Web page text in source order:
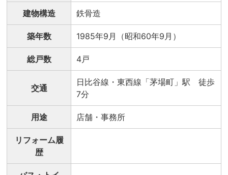
建物構造 鉄骨造
築年数 1985年9月（昭和60年9月）
総戸数 4戸
交通
日比谷線・東西線「茅場町」駅 徒歩
7分
用途 店舗・事務所
リフォーム履
歴